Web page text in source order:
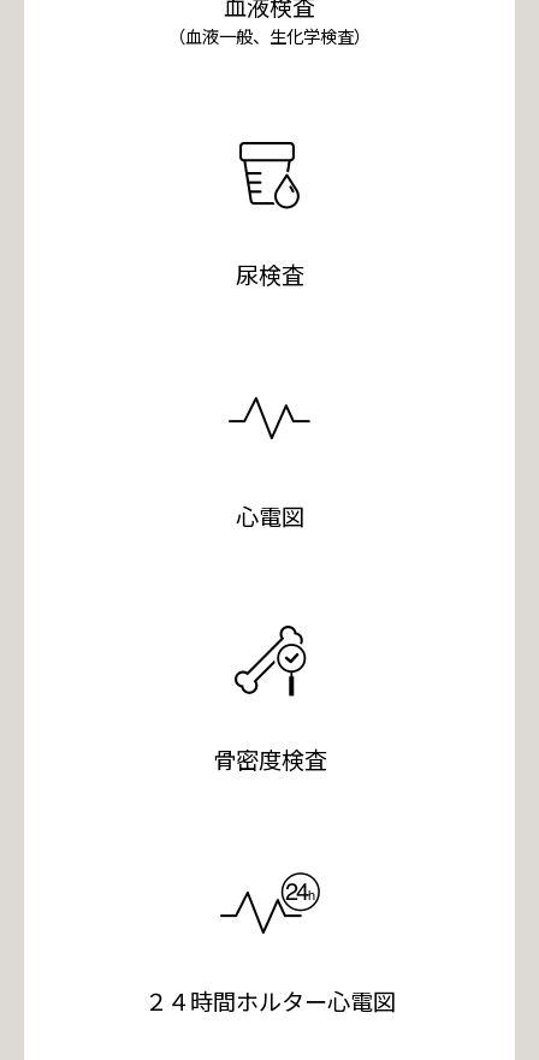
（血液一般、生化学検査）
尿検査
心電図
骨密度検査
２４時間ホルター心電図